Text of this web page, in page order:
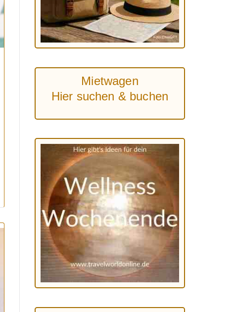
Mietwagen
Hier suchen & buchen